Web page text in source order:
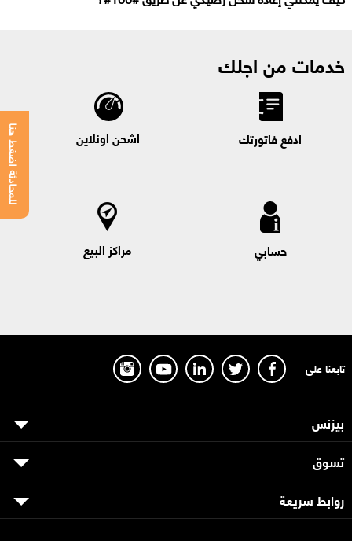
خدمات من اجلك
ادفع فاتورتك اشحن اونلاين
حسابي مراكز البيع
للمحادثة اضغط هنا
تابعنا على
بيزنس
تسوق
روابط سريعة